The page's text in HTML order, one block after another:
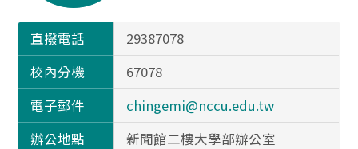
直撥電話
29387078
校內分機
67078
電子郵件
chingemi@nccu.edu.tw
辦公地點
新聞館二樓大學部辦公室